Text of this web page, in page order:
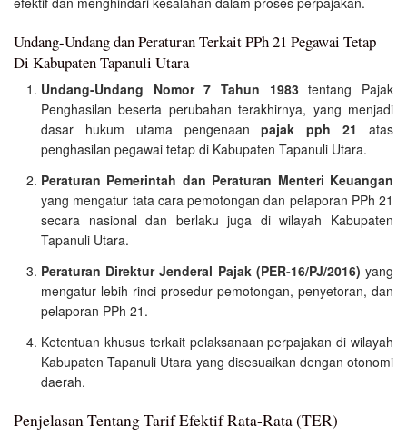
Undang-Undang dan Peraturan Terkait PPh 21 Pegawai Tetap
Di Kabupaten Tapanuli Utara
Undang-Undang Nomor 7 Tahun 1983tentang Pajak
Penghasilan beserta perubahan terakhirnya, yang menjadi
dasar hukum utama pengenaanpajak pph 21
atas
penghasilan pegawai tetap di Kabupaten Tapanuli Utara.
Peraturan Pemerintah dan Peraturan Menteri Keuangan
yang mengatur tata cara pemotongan dan pelaporan PPh 21
secara nasional dan berlaku juga di wilayah Kabupaten
Tapanuli Utara.
Peraturan Direktur Jenderal Pajak (PER-16/PJ/2016) yang
mengatur lebih rinci prosedur pemotongan, penyetoran, dan
pelaporan PPh 21.
Ketentuan khusus terkait pelaksanaan perpajakan di wilayah
Kabupaten Tapanuli Utara yang disesuaikan dengan otonomi
daerah.
Penjelasan Tentang Tarif Efektif Rata-Rata (TER)